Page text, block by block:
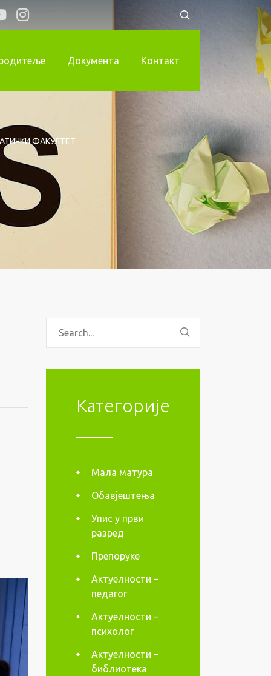
Документа Контакт
ФАКУЛТЕТ
Категорије
Мала матура
Обавјештења
Упис у први
разред
Препоруке
Актуелности –
педагог
Актуелности –
психолог
Актуелности –
библиотека